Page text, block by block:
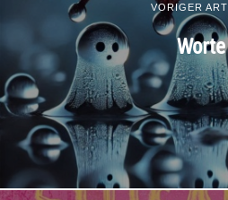
VORIGER
Worte